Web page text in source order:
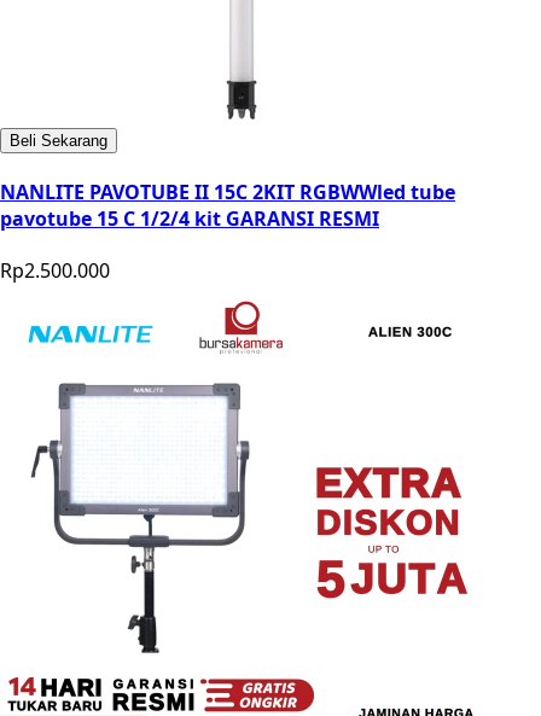
Beli Sekarang
NANLITE PAVOTUBE II 15C 2KIT RGBWWled tube
pavotube 15 C 1/2/4 kit GARANSI RESMI
Rp2.500.000